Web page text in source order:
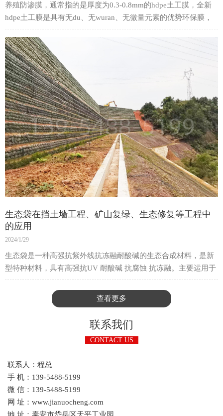
养殖防渗膜，通常指的是厚度为0.3-0.8mm的hdpe土工膜，全新
hdpe土工膜是具有无du、无wuran、无微量元素的优势环保膜，
此厚度的土工膜通常用来养鱼、虾、藕、甲鱼等水产作物。
生态袋在挡土墙工程、矿山复绿、生态修复等工程中
的应用
2024/1/29
生态袋是一种高强抗紫外线抗冻融耐酸碱的生态合成材料，是新
型特种材料，具有高强抗UV 耐酸碱 抗腐蚀 抗冻融。主要运用于
建造柔性生态边坡。生态袋具有抗潮湿性，不吸水，水分不会破
坏袋子，袋子也不会变形，不溶于污染液体，是一种保护生态的
好工具，很实用。
查看更多
联系我们
CONTACT US
联系人：程总
手 机：139-5488-5199
微 信：139-5488-5199
网 址：www.jianuocheng.com
地 址：泰安市岱岳区天平工业园